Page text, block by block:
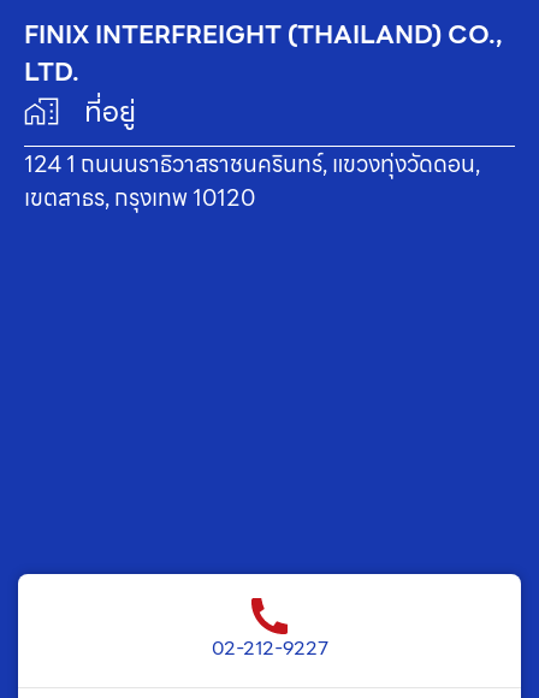
FINIX INTERFREIGHT (THAILAND) CO.,
LTD.
ที่อยู่
124 1 ถนนนราธิวาสราชนครินทร์, แขวงทุ่งวัดดอน,
เขตสาธร, กรุงเทพ 10120
02-212-9227